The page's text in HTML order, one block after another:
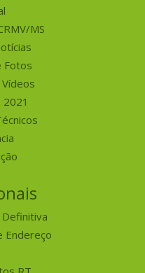
MS
Fotos
Endereço